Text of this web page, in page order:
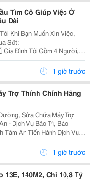
Tìm Cô Giúp Việc Ở
Dài
Khi Bạn Muốn Xin Việc,
Sđt:
Gia Đình Tôi Gồm 4 Người, 2
9 Tuổi Đã Đi Học Có Ba
Nhà Thì Chỉ Có 1 Lầu.
1 giờ trước
Trợ Thính Chính Hãng
Sửa Chữa Máy Trợ
Máy Trợ Thính Định Kì 3
Các Thiêt Bị Trợ...1 giờ trước
13E, 140M2, Chỉ 10,8 Tỷ